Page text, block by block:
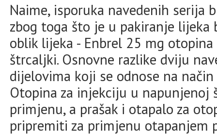
Naime, isporuka navedenih serija
zbog toga što je u pakiranje
oblik lijeka - Enbrel 25 mg
štrcaljki. Osnovne razlike dviju
dijelovima koji se odnose na
Otopina za injekciju u napunjenoj
primjenu, a prašak i otapalo za
pripremiti za primjenu otapanjem